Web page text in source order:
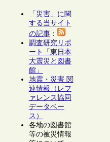
「災害」に関
する当サイト
の記事：
調査研究リポ
ート「東日本
大震災と図書
館」
地震・災害 関
連情報（レフ
ァレンス協同
データベー
ス）
各地の図書館
等の被災情報